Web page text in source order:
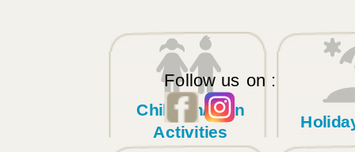
Follow us on :
Children/Teen
Activities